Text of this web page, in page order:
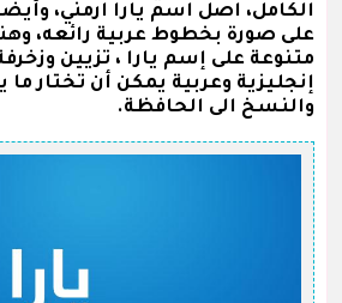
الكامل، اصل اسم يارا ارمني،
على صورة بخطوط عربية رائعه،
متنوعة على إسم يارا ، تزيين
إنجليزية وعربية يمكن أن تختار
والنسخ الى الحافظة.